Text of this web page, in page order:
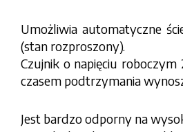
Umożliwia automatyczne
(stan rozproszony).
Czujnik o napięciu
czasem podtrzymania
Jest bardzo odporny na